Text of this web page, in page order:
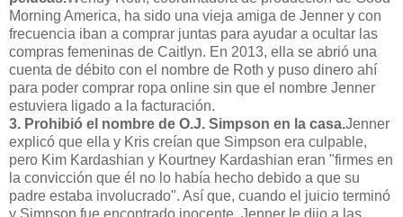
Morning America, ha sido una vieja amiga de Jenner y con
frecuencia iban a comprar juntas para ayudar a ocultar las
compras femeninas de Caitlyn. En 2013, ella se abrió una
cuenta de débito con el nombre de Roth y puso dinero ahí
para poder comprar ropa online sin que el nombre Jenner
estuviera ligado a la facturación.
3. Prohibió el nombre de O.J. Simpson en la casa.Jenner
explicó que ella y Kris creían que Simpson era culpable,
pero Kim Kardashian y Kourtney Kardashian eran "firmes en
la convicción que él no lo había hecho debido a que su
padre estaba involucrado". Así que, cuando el juicio terminó
y Simpson fue encontrado inocente, Jenner le dijo a las